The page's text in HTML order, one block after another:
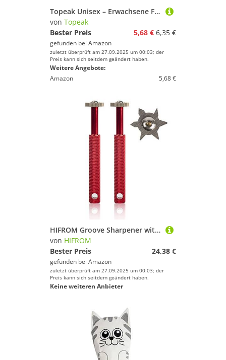
Topeak Unisex – Erwachsene F33 Satteltaschen QuickClick, Schwarz-Silber, 0cm
von Topeak
Bester Preis
5,68 € 6,35 €
gefunden bei Amazon
zuletzt überprüft am 27.09.2025 um 00:03; der
Preis kann sich seitdem geändert haben.
Weitere Angebote:
Amazon
5,68 €
HIFROM Groove Sharpener with 6 Heads - Golf Club Groove Sharpener Re-Grooving Tool and Cleaner Replacement for All Iron Pitching Sand Lob Gap and Approach Wedges and Utility Clubs (2 Rot)
von HIFROM
Bester Preis
24,38 €
gefunden bei Amazon
zuletzt überprüft am 27.09.2025 um 00:03; der
Preis kann sich seitdem geändert haben.
Keine weiteren Anbieter